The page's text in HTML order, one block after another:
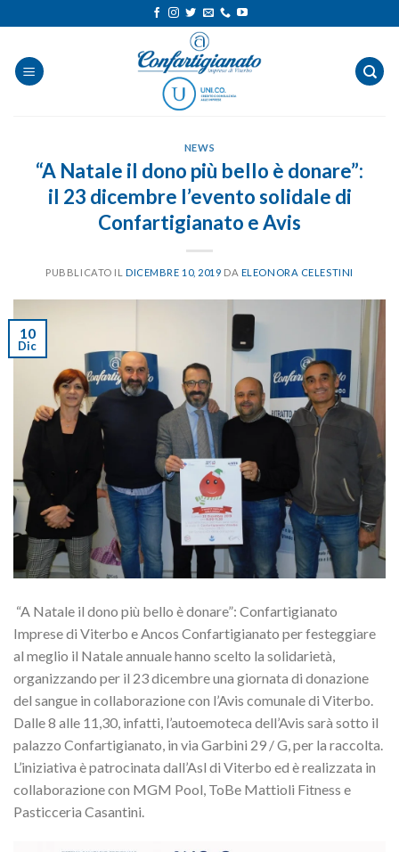
ai
contenuti
NEWS
“A Natale il dono più bello è donare”:
il 23 dicembre l’evento solidale di
Confartigianato e Avis
PUBBLICATO IL DICEMBRE 10, 2019 DA ELEONORA CELESTINI
10
Dic
“A Natale il dono più bello è donare”: Confartigianato
Imprese di Viterbo e Ancos Confartigianato per festeggiare
al meglio il Natale annuale hanno scelto la solidarietà,
organizzando per il 23 dicembre una giornata di donazione
del sangue in collaborazione con l’Avis comunale di Viterbo.
Dalle 8 alle 11,30, infatti, l’autoemoteca dell’Avis sarà sotto il
palazzo Confartigianato, in via Garbini 29 / G, per la raccolta.
L’iniziativa è patrocinata dall’Asl di Viterbo ed è realizzata in
collaborazione con MGM Pool, ToBe Mattioli Fitness e
Pasticceria Casantini.